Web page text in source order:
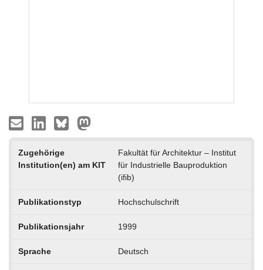
Zugehörige
Institution(en) am KIT
Fakultät für Architektur – Institut
für Industrielle Bauproduktion
(ifib)
Publikationstyp Hochschulschrift
Publikationsjahr 1999
Sprache Deutsch